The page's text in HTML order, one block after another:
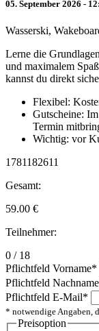
05. September 2026 -
Wasserski,
Lerne die
und maximalem
kannst du direkt
Flexibel:
Gutscheine:
Termin
Wichtig: vor
1781182611
Gesamt:
59.00 €
Teilnehmer:
0 / 18
Pflichtfeld Vorname*
Pflichtfeld Nachname
Pflichtfeld E-Mail*
* notwendige Angaben,
Preisoption